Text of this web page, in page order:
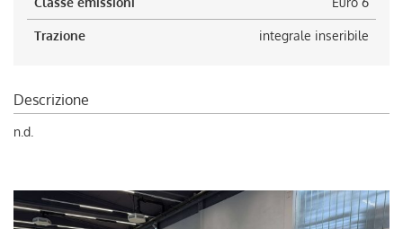
Trazione integrale inseribile
Descrizione
n.d.